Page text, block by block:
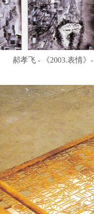
郝孝飞 - 《2003.表情